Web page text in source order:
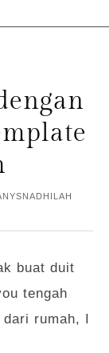
buat duit
tengah
rumah, I